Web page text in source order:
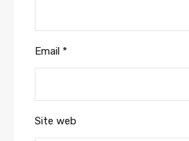
Email *
Site web